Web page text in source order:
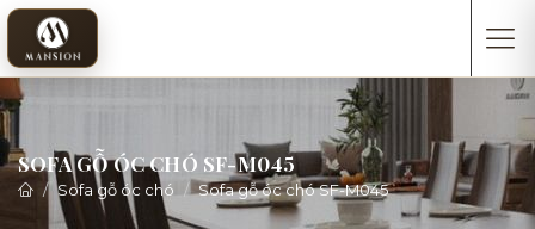
SOFA GỖ ÓC CHÓ SF-M045
Sofa gỗ óc chó Sofa gỗ óc chó SF-M045